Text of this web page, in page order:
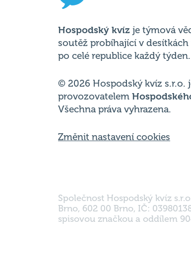
Hospodský kvíz je týmová
soutěž probíhající v
po celé republice každý týden.
© 2026 Hospodský kvíz s.r.o.
provozovatelem
Všechna práva vyhrazena.
Změnit nastavení cookies
Společnost Hospodský kvíz
Brno, 602 00 Brno, IČ:
spisovou značkou a oddílem